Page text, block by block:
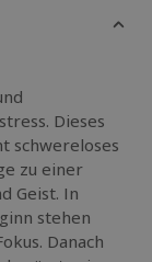
Dieses
schwereloses
zu einer
Geist. In
stehen
Danach